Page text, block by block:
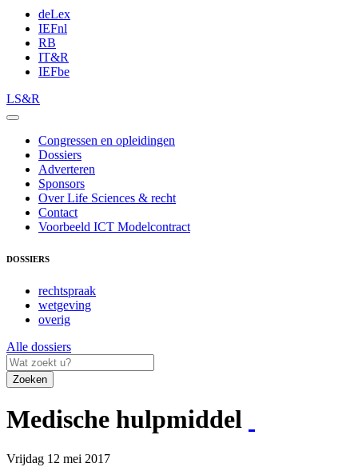
deLex
IEFnl
RB
IT&R
IEFbe
LS&R
Congressen en opleidingen
Dossiers
Adverteren
Sponsors
Over Life Sciences & recht
Contact
Voorbeeld ICT Modelcontract
DOSSIERS
rechtspraak
wetgeving
overig
Alle dossiers
Zoeken
Medische hulpmiddel
Vrijdag 12 mei 2017